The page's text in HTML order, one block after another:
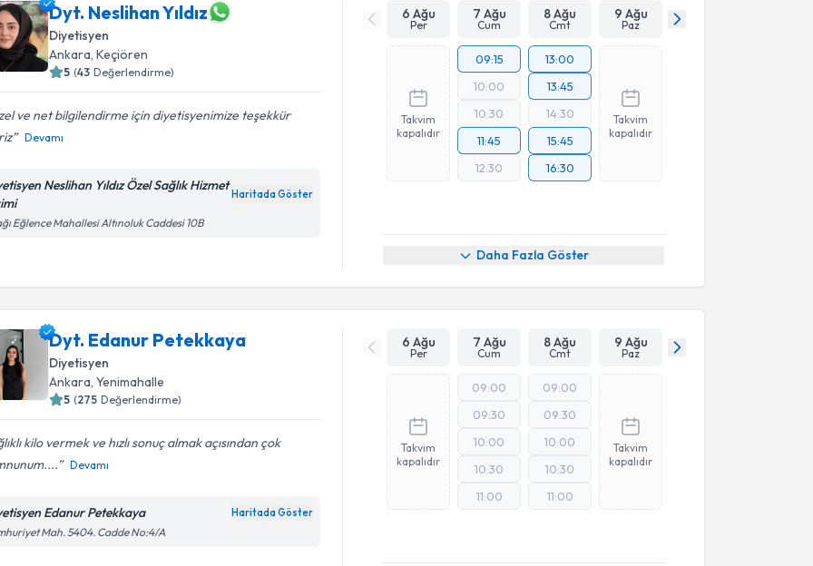
Dyt. Neslihan Yıldız
Diyetisyen
Ankara, Keçiören
5 (43 Değerlendirme)
ve net bilgilendirme için diyetisyenimize teşekkür
Devamı
Neslihan Yıldız Özel Sağlık Hizmet
Haritada Göster
Eğlence Mahallesi Altınoluk Caddesi 10B
6 Ağu
Per
7 Ağu
Cum
8 Ağu
Cmt
9 Ağu
Paz
Takvim
kapalıdır
09:15
10:00
10:30
11:45
12:30
13:00
13:45
14:30
15:45
16:30
Takvim
kapalıdır
Daha Fazla Göster
Dyt. Edanur Petekkaya
Diyetisyen
Ankara , Yenimahalle
5 (275 Değerlendirme)
kilo vermek ve hızlı sonuç almak açısından çok
Devamı
Edanur Petekkaya Haritada Göster
Mah. 5404. Cadde No:4/A
6 Ağu
Per
7 Ağu
Cum
8 Ağu
Cmt
9 Ağu
Paz
Takvim
kapalıdır
09:00
09:30
10:00
10:30
11:00
09:00
09:30
10:00
10:30
11:00
Takvim
kapalıdır